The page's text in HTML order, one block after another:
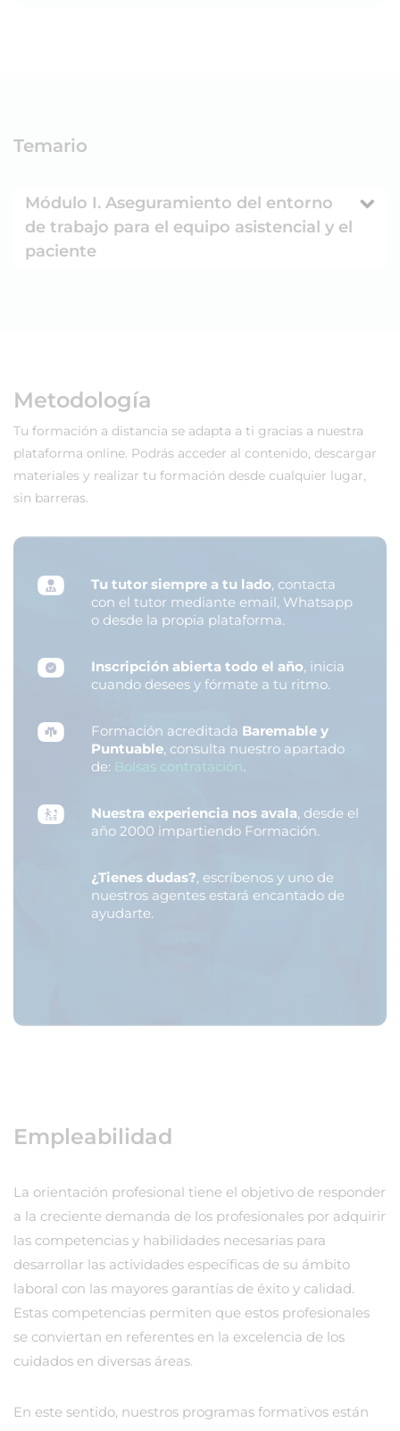
Temario
Módulo I. Aseguramiento del entorno
de trabajo para el equipo asistencial y el
paciente
Metodología
Tu formación a distancia se adapta a ti gracias a nuestra
plataforma online. Podrás acceder al contenido, descargar
materiales y realizar tu formación desde cualquier lugar,
sin barreras.
Tu tutor siempre a tu lado, contacta
con el tutor mediante email, Whatsapp
o desde la propia plataforma.
Inscripción abierta todo el año, inicia
cuando desees y fórmate a tu ritmo.
Formación acreditada Baremable y
Puntuable, consulta nuestro apartado
de: Bolsas contratación.
Nuestra experiencia nos avala, desde el
año 2000 impartiendo Formación.
¿Tienes dudas?, escríbenos y uno de
nuestros agentes estará encantado de
ayudarte.
Empleabilidad
La orientación profesional tiene el objetivo de responder
a la creciente demanda de los profesionales por adquirir
las competencias y habilidades necesarias para
desarrollar las actividades específicas de su ámbito
laboral con las mayores garantías de éxito y calidad.
Estas competencias permiten que estos profesionales
se conviertan en referentes en la excelencia de los
cuidados en diversas áreas.
En este sentido, nuestros programas formativos están